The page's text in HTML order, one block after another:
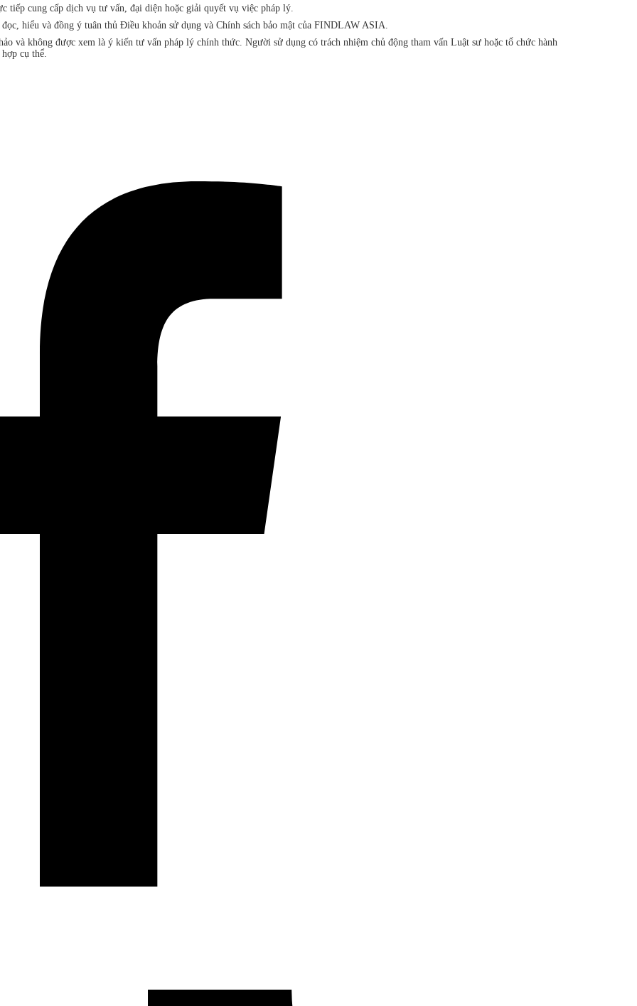
cung cấp dịch vụ tư vấn, đại diện hoặc giải quyết vụ việc pháp lý.
hiểu và đồng ý tuân thủ Điều khoản sử dụng và Chính sách bảo mật của FINDLAW ASIA.
và không được xem là ý kiến tư vấn pháp lý chính thức. Người sử dụng có trách nhiệm chủ động tham vấn Luật sư hoặc tổ chức hành
cụ thể.